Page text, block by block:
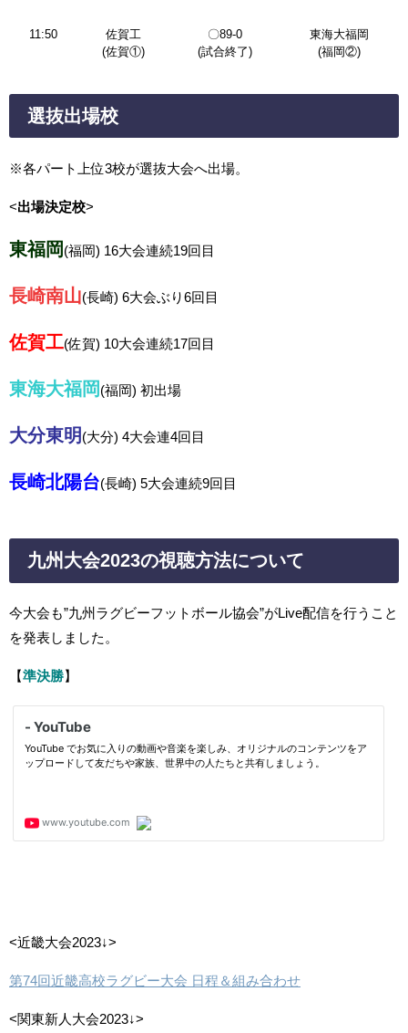
11:50
佐賀工
(佐賀①)
〇89-0
(試合終了)
東海大福岡
(福岡②)
選抜出場校
※各パート上位3校が選抜大会へ出場。
<出場決定校>
東福岡 (福岡) 16大会連続19回目
長崎南山(長崎) 6大会ぶり6回目
佐賀工(佐賀) 10大会連続17回目
東海大福岡 (福岡) 初出場
大分東明 (大分) 4大会連4回目
長崎北陽台(長崎) 5大会連続9回目
九州大会2023の視聴方法について
今大会も”九州 ラグビーフットボール協会”がLive配信を行うこと
を発表しました。
【 準決勝 】
<近畿大会2023↓>
第74回近畿高校ラグビー大会 日程＆組み合わせ
<関東新人大会2023↓>